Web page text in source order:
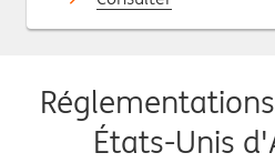
États-Unis